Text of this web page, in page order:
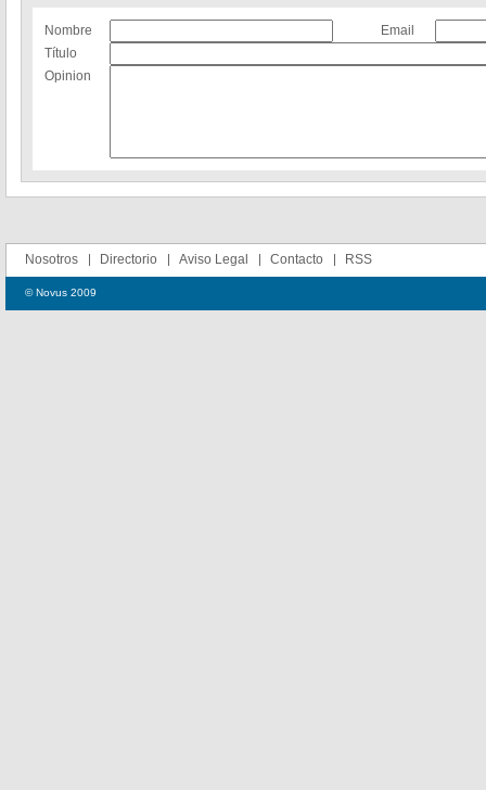
Nombre
Email
Título
Opinion
Nosotros Directorio Aviso Legal Contacto RSS
© Novus 2009